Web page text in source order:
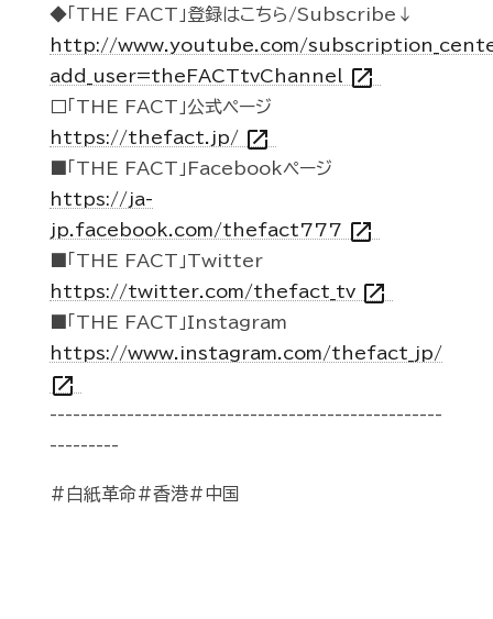
◆「THE FACT」登録はこちら/Subscribe↓
http://www.youtube.com/
add_user=theFACTtvChannel open_in_new
□「THE FACT」公式ページ
https://thefact.jp/ open_in_new
■「THE FACT」Facebookページ
https://ja-
jp.facebook.com/thefact777 open_in_new
■「THE FACT」Twitter
https://twitter.com/thefact_tv open_in_new
■「THE FACT」Instagram
https://www.instagram.com/thefact_jp/
open_in_new
---------------------------------------------------
---------
#白紙革命#香港#中国